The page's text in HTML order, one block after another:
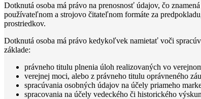
Dotknutá osoba má právo na prenosnosť údajov, čo
používateľnom a strojovo čitateľnom formáte za
prostriedkov.
Dotknutá osoba má právo kedykoľvek namietať voči
základe:
právneho titulu plnenia úloh realizovaných vo
verejnej moci, alebo z právneho titulu oprávneného
spracúvania osobných údajov na účely priameho
spracovania na účely vedeckého či historického